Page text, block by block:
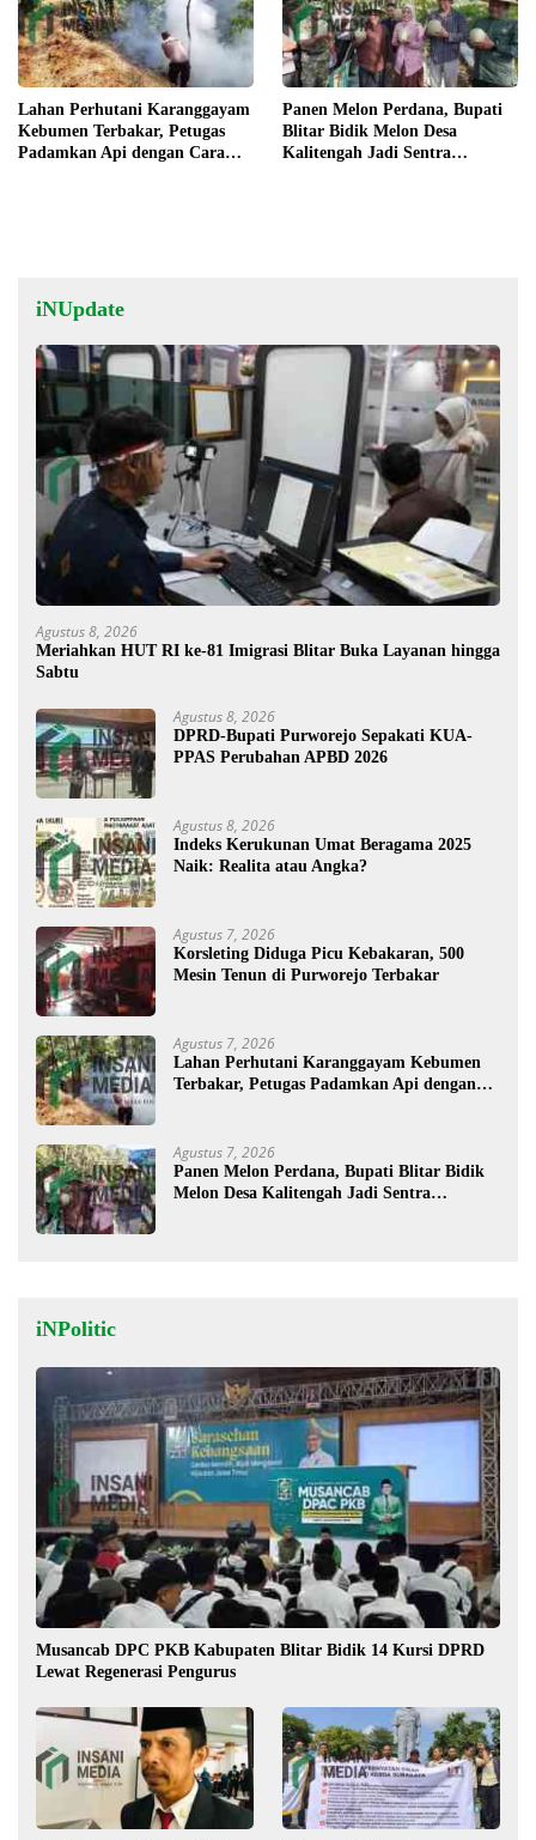
Lahan Perhutani Karanggayam
Kebumen Terbakar, Petugas
Padamkan Api dengan Cara
Panen Melon Perdana, Bupati
Blitar Bidik Melon Desa
Kalitengah Jadi Sentra
iNUpdate
Agustus 8, 2026
Meriahkan HUT RI ke-81 Imigrasi Blitar Buka Layanan hingga
Sabtu
Agustus 8, 2026
DPRD-Bupati Purworejo Sepakati KUA-
PPAS Perubahan APBD 2026
Agustus 8, 2026
Indeks Kerukunan Umat Beragama 2025
Naik: Realita atau Angka?
Agustus 7, 2026
Korsleting Diduga Picu Kebakaran, 500
Mesin Tenun di Purworejo Terbakar
Agustus 7, 2026
Lahan Perhutani Karanggayam Kebumen
Terbakar, Petugas Padamkan Api dengan
Agustus 7, 2026
Panen Melon Perdana, Bupati Blitar Bidik
Melon Desa Kalitengah Jadi Sentra
iNPolitic
Musancab DPC PKB Kabupaten Blitar Bidik 14 Kursi DPRD
Lewat Regenerasi Pengurus